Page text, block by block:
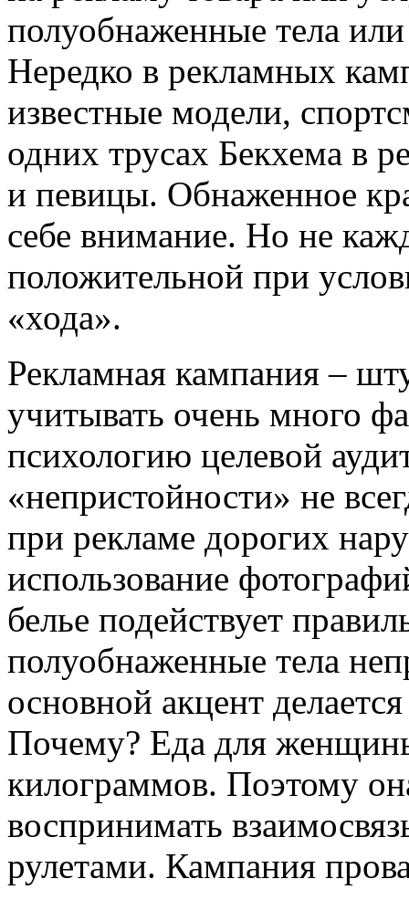
полуобнаженные тела
Нередко в рекламных
известные модели,
одних трусах Бекхема в
и певицы. Обнаженное
себе внимание. Но не
положительной при
«хода».
Рекламная кампания –
учитывать очень много
психологию целевой
«непристойности» не
при рекламе дорогих
использование
белье подействует
полуобнаженные тела
основной акцент
Почему? Еда для
килограммов. Поэтому
воспринимать
рулетами. Кампания